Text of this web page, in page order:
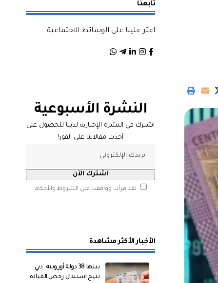
تابعنا
اعثر علينا على الوسائط الاجتماعية
النشرة الأسبوعية
اشترك في النشرة الإخبارية لدينا للحصول على
أحدث مقالاتنا على الفور!
لقد قرأت ووافقت على الشروط والأحكام
الأخبار الأكثر مشاهدة
بينها 38 دولة أوروبية: دبي
تتيح استبدال رخص القيادة